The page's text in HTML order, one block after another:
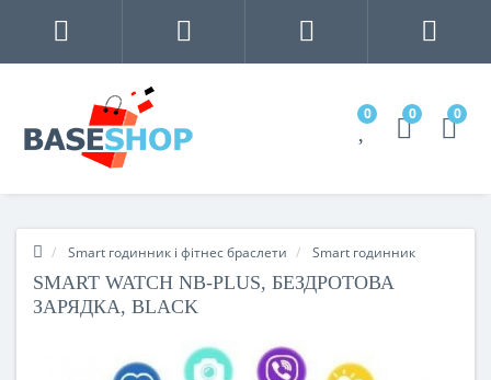
0 0 0
Smart годинник і фітнес браслети Smart годинник
SMART WATCH NB-PLUS, БЕЗДРОТОВА
ЗАРЯДКА, BLACK